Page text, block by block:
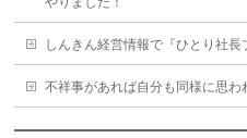
しんきん経営情報で『ひとり社
不祥事があれば自分も同様に思わ